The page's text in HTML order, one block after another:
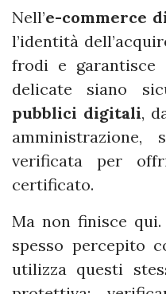
Nell’e-commerce
l’identità
frodi e garantisce
delicate siano
pubblici digitali,
amministrazione,
verificata per
certificato.
Ma non finisce
spesso percepito
utilizza questi